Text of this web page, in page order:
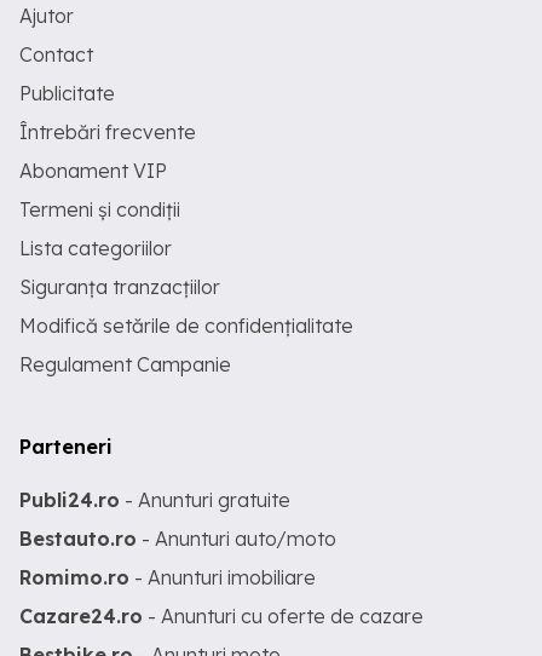
Ajutor
Contact
Publicitate
Întrebări frecvente
Abonament VIP
Termeni și condiții
Lista categoriilor
Siguranța tranzacțiilor
Modifică setările de confidențialitate
Regulament Campanie
Parteneri
Publi24.ro - Anunturi gratuite
Bestauto.ro - Anunturi auto/moto
Romimo.ro - Anunturi imobiliare
Cazare24.ro - Anunturi cu oferte de cazare